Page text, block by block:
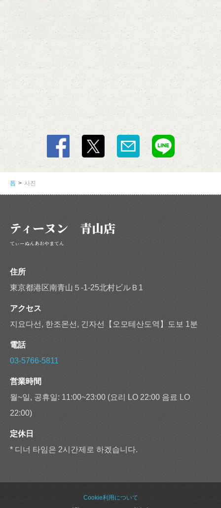
톱 사진
ティーヌン 青山店
てぃーぬんあおやまてん
住所
東京都港区南青山５-1-25北村ビルＢ1
アクセス
지요다선, 한조몬선, 긴자선【오모테산도역】도보 1분
電話
03-5766-5811
営業時間
월~일, 공휴일: 11:00~23:00 (요리 LO 22:00 음료 LO
22:00)
定休日
* 디너 타임은 2시간제로 하겠습니다.
Cookie利用について